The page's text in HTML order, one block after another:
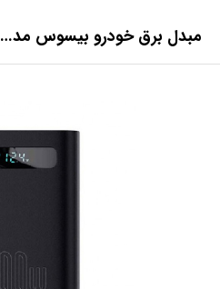
مبدل برق خودرو بیسوس مدل Power Inverter 500W